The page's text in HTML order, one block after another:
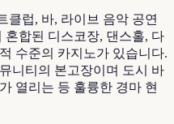
클럽, 바, 라이브 음악 공연
혼합된 디스코장, 댄스홀, 다
수준의 카지노가 있습니다.
니티의 본고장이며 도시 바
열리는 등 훌륭한 경마 현